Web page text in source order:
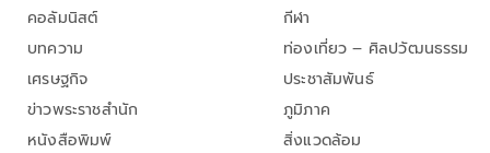
คอลัมนิสต์
บทความ
เศรษฐกิจ
ข่าวพระราชสำนัก
หนังสือพิมพ์
กีฬา
ท่องเที่ยว – ศิลปวัฒนธรรม
ประชาสัมพันธ์
ภูมิภาค
สิ่งแวดล้อม